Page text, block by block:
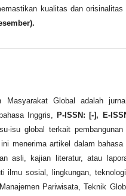
kualitas dan
Masyarakat Global adalah
Inggris,
P-ISSN: [-], E-
isu global terkait pembangunan
menerima artikel dalam bahasa
asli, kajian literatur, atau
ilmu sosial, lingkungan,
Pariwisata, Teknik